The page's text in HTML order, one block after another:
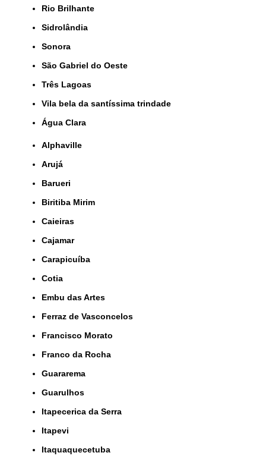
Rio Brilhante
Sidrolândia
Sonora
São Gabriel do Oeste
Três Lagoas
Vila bela da santíssima trindade
Água Clara
Alphaville
Arujá
Barueri
Biritiba Mirim
Caieiras
Cajamar
Carapicuíba
Cotia
Embu das Artes
Ferraz de Vasconcelos
Francisco Morato
Franco da Rocha
Guararema
Guarulhos
Itapecerica da Serra
Itapevi
Itaquaquecetuba